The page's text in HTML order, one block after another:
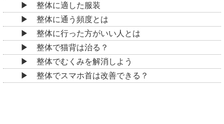
整体に適した服装
整体に通う頻度とは
整体に行った方がいい人とは
整体で猫背は治る？
整体でむくみを解消しよう
整体でスマホ首は改善できる？